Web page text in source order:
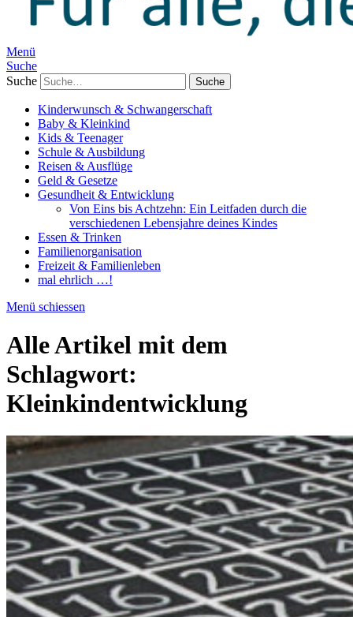
Menü
Suche
Suche
Kinderwunsch & Schwangerschaft
Baby & Kleinkind
Kids & Teenager
Schule & Ausbildung
Reisen & Ausflüge
Geld & Gesetze
Gesundheit & Entwicklung
Von Eins bis Achtzehn: Ein Leitfaden durch die
verschiedenen Lebensjahre deines Kindes
Essen & Trinken
Familienorganisation
Freizeit & Familienleben
mal ehrlich …!
Menü schiessen
Alle Artikel mit dem
Schlagwort:
Kleinkindentwicklung